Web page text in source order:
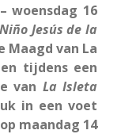
– woensdag 16
Niño Jesús de la
Maagd van La
tijdens een
van La Isleta
in een voet
maandag 14